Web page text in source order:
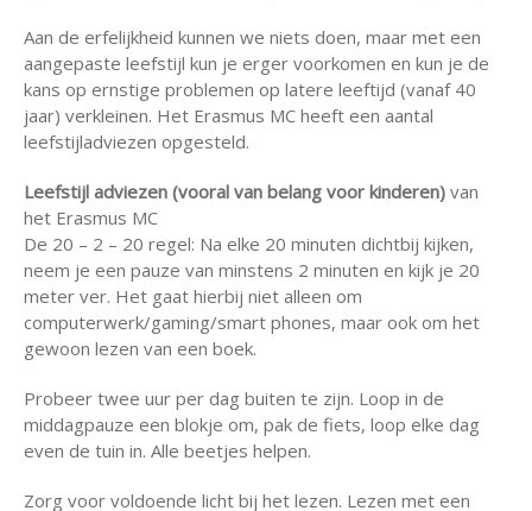
Aan de erfelijkheid kunnen we niets doen, maar met een
aangepaste leefstijl kun je erger voorkomen en kun je de
kans op ernstige problemen op latere leeftijd (vanaf 40
jaar) verkleinen. Het Erasmus MC heeft een aantal
leefstijladviezen opgesteld.
Leefstijl adviezen (vooral van belang voor kinderen) van
het Erasmus MC
De 20 – 2 – 20 regel: Na elke 20 minuten dichtbij kijken,
neem je een pauze van minstens 2 minuten en kijk je 20
meter ver. Het gaat hierbij niet alleen om
computerwerk/gaming/smart phones, maar ook om het
gewoon lezen van een boek.
Probeer twee uur per dag buiten te zijn. Loop in de
middagpauze een blokje om, pak de fiets, loop elke dag
even de tuin in. Alle beetjes helpen.
Zorg voor voldoende licht bij het lezen. Lezen met een